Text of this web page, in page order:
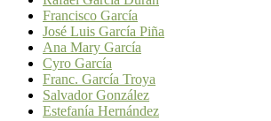
Francisco García
José Luis García Piña
Ana Mary García
Cyro García
Franc. García Troya
Salvador González
Estefanía Hernández